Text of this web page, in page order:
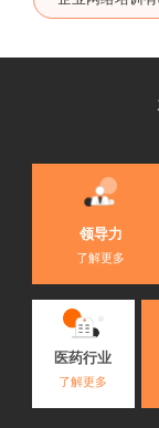
领导力
了解更多
医药行业
了解更多